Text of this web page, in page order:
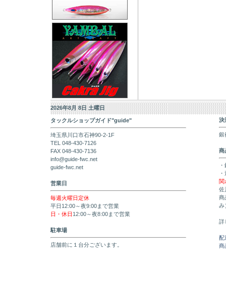
2026年8月 8日 土曜日
タックルショップガイド"guide"
埼玉県川口市石神90-2-1F
TEL 048-430-7126
FAX 048-430-7136
info@guide-fwc.net
guide-fwc.net
営業日
毎週火曜日定休
平日12:00～夜9:00まで営業
日・休日 12:00～夜8:00まで営業
駐車場
店舗前に１台分ございます。
決
銀
商
関
佐
商
み
詳
配
商